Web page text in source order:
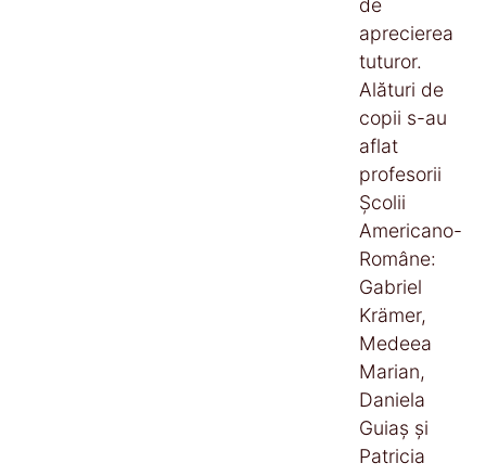
aprecierea
tuturor.
Alături de
copii s-au
aflat
profesorii
Școlii
Americano-
Române:
Gabriel
Krämer,
Medeea
Marian,
Daniela
Guiaș și
Patricia